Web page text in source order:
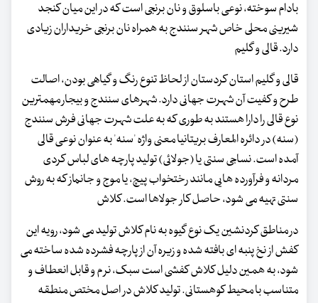
بادام سوخته، نوعی باسلوق و نان برنجی است که در این میان کنجد
شیرینی محلی خاص شهر سنندج به همراه نان برنجی خریداران زیادی
دارد. قالی و گلیم
قالی و گلیم استان کردستان از لحاظ تنوع رنگ و گیاهی بودن، اصالت
طرح و کفیت آن شهرت جهانی دارد. شهرهای سنندج و بیجار مهمترین
نوع قالی را دارا هستند به طوری که به علت شهرت جهانی فرش سنندج
(سنه) در دائره المعارف بریتانیا معنی واژه 'سنه' به عنوان نوعی قالی
آمده است. نساجی سنتی یا (جولائی) تولید پارچه های لباس کردی
مردانه و فرآورده هایی مانند رختخواب پیچ، یا موج و جانماز که به روش
سنتی تهیه می شود، حاصل کار جولاها است. کلاش
در مناطق کردنشین یک نوع گیوه به نام کلاش تولید می شود، رویه این
کفش از نخ پنبه ای بافته شده و زیره آن از پارچه فشرده شده ساخته می
شود، به همین دلیل کلاش کفشی است سبک، نر م و قابل انعطاف و
متناسب با محیط کوهستانی. تولید کلاش در اصل مختص منطقه